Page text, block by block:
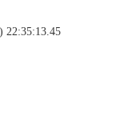
22:35:13.45